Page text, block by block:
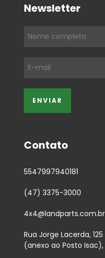
Newsletter
Contato
5547997940181
(47) 3375-3000
4x4@landparts.com.br
Rua Jorge Lacerda,
(anexo ao Posto